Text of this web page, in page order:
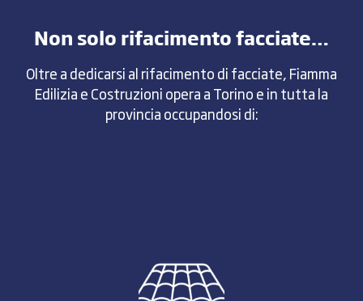
Non solo rifacimento facciate…
Oltre a dedicarsi al rifacimento di facciate, Fiamma
Edilizia e Costruzioni opera a Torino e in tutta la
provincia occupandosi di: